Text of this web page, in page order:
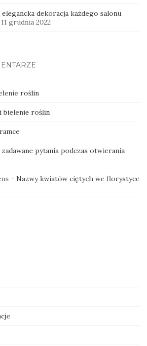
dekoracja każdego salonu
11 grudnia 2022
roślin
bielenie roślin
pytania podczas otwierania
- Nazwy kwiatów ciętych we florystyce